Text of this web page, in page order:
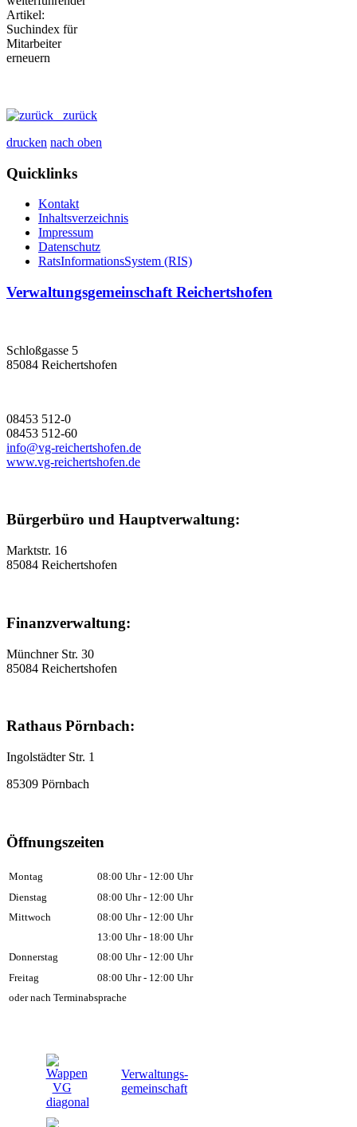
zurück
drucken nach oben
Quicklinks
Kontakt
Inhaltsverzeichnis
Impressum
Datenschutz
RatsInformationsSystem (RIS)
Verwaltungsgemeinschaft Reichertshofen
Schloßgasse 5
85084 Reichertshofen
08453 512-0
08453 512-60
info@vg-reichertshofen.de
www.vg-reichertshofen.de
Bürgerbüro und Hauptverwaltung:
Marktstr. 16
85084 Reichertshofen
Finanzverwaltung:
Münchner Str. 30
85084 Reichertshofen
Rathaus Pörnbach:
Ingolstädter Str. 1
85309 Pörnbach
Öffnungszeiten
Montag
08:00 Uhr - 12:00 Uhr
Dienstag
08:00 Uhr - 12:00 Uhr
Mittwoch
08:00 Uhr - 12:00 Uhr
13:00 Uhr - 18:00 Uhr
Donnerstag
08:00 Uhr - 12:00 Uhr
Freitag
08:00 Uhr - 12:00 Uhr
oder nach Terminabsprache
Verwaltungs-
gemeinschaft